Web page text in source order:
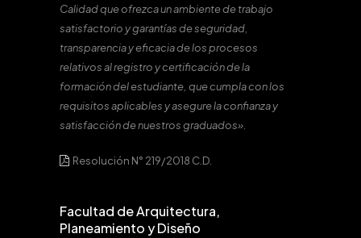
Calidad que ofrezca un ambiente de trabajo
satisfactorio y garantías de seguridad,
transparencia y eficacia de los procesos
relativos al registro y certificación de la
formación del estudiante, que cumpla con los
requisitos aplicables y asegure la confianza y
satisfacción de nuestros graduados».
Resolución N° 219/2018 C.D.
Facultad de Arquitectura,
Planeamiento y Diseño